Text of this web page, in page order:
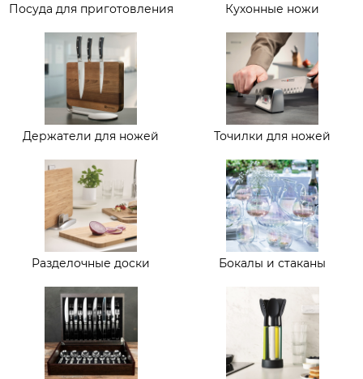
Посуда для приготовления Кухонные ножи
Держатели для ножей Точилки для ножей
Разделочные доски Бокалы и стаканы